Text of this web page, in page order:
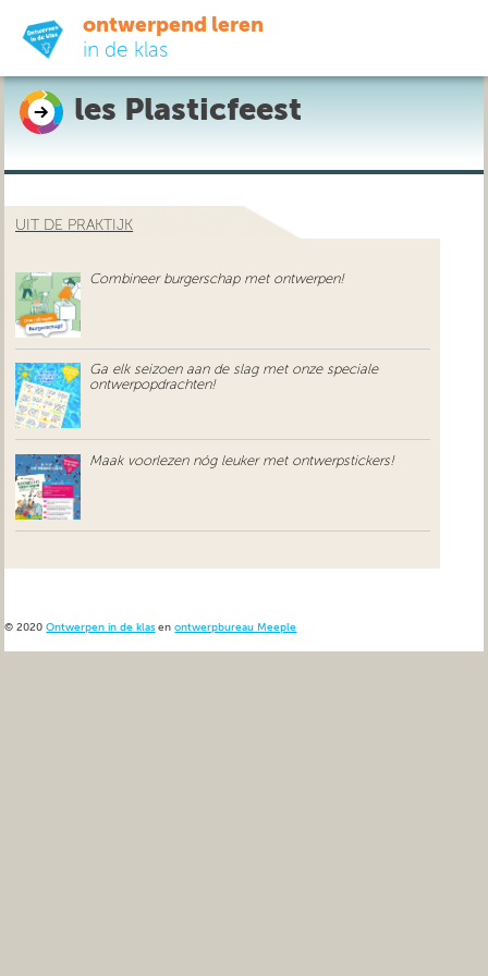
ontwerpend leren
in de klas
ready-to-go
do-it-yourself
uit de praktijk
over ons
les Plasticfeest
UIT DE PRAKTIJK
Combineer burgerschap met ontwerpen!
Ga elk seizoen aan de slag met onze speciale
ontwerpopdrachten!
Maak voorlezen nóg leuker met ontwerpstickers!
© 2020Ontwerpen in de klas enontwerpbureau Meeple